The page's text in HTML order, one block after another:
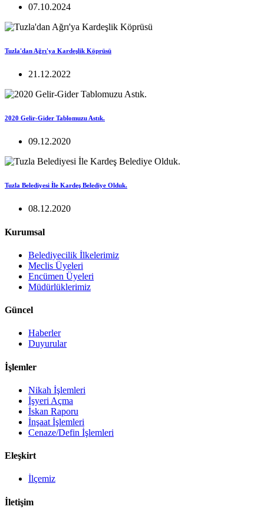
07.10.2024
Tuzla'dan Ağrı'ya Kardeşlik Köprüsü
21.12.2022
2020 Gelir-Gider Tablomuzu Astık.
09.12.2020
Tuzla Belediyesi İle Kardeş Belediye Olduk.
08.12.2020
Kurumsal
Belediyecilik İlkelerimiz
Meclis Üyeleri
Encümen Üyeleri
Müdürlüklerimiz
Güncel
Haberler
Duyurular
İşlemler
Nikah İşlemleri
İşyeri Açma
İskan Raporu
İnşaat İşlemleri
Cenaze/Defin İşlemleri
Eleşkirt
İlçemiz
İletişim